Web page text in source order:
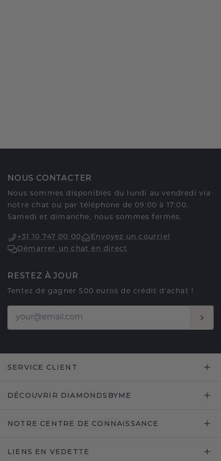
NOUS CONTACTER
Nous sommes disponibles du lundi au vendredi via
notre chat ou par téléphone de 09:00 à 17:00.
Samedi et dimanche, nous sommes fermés.
+31 10 747 00 00
Envoyez un courriel
Démarrer un chat en direct
RESTEZ À JOUR
Tentez de gagner 500 euros de crédit d'achat !
SERVICE CLIENT
DÉCOUVRIR DIAMONDSBYME
NOTRE CENTRE DE CONNAISSANCE
LIENS EN VEDETTE